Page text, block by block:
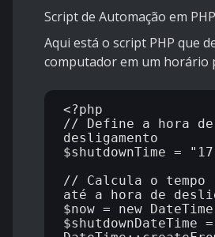
Script de Automação em PHP
Aqui está o script PHP que
computador em um horário
<?php
// Define a hora de
desligamento
$shutdownTime =
// Calcula o tempo
até a hora de
$now = new
$shutdownDateTime =